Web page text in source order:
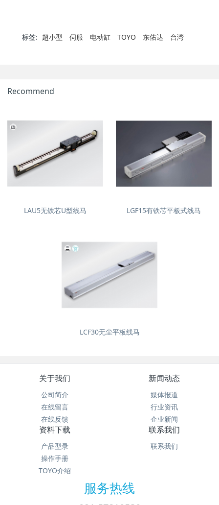
标签: 超小型 伺服 电动缸 TOYO 东佑达 台湾
Recommend
LAU5无铁芯U型线马 LGF15有铁芯平板式线马
LCF30无尘平板线马
关于我们
公司简介
在线留言
在线反馈
新闻动态
媒体报道
行业资讯
企业新闻
资料下载
产品型录
操作手册
TOYO介绍
联系我们
联系我们
服务热线